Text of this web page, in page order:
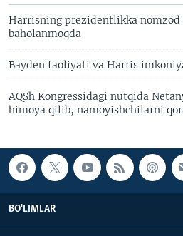
Harrisning prezidentlikka
baholanmoqda
Bayden faoliyati va Harris
AQSh Kongressidagi nutqida
himoya qilib, namoyishchilarni
BO'LIMLAR